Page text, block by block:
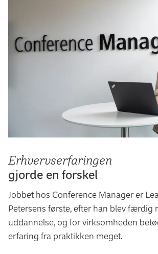
Erhvervserfaringen
gjorde en forskel
Jobbet hos Conference Manager er
Petersens første, efter han blev færdig
uddannelse, og for virksomheden
erfaring fra praktikken meget.